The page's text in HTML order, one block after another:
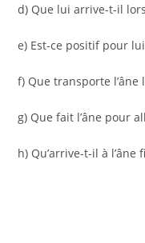
d) Que lui arrive-t-il
e) Est-ce positif pour
f) Que transporte
g) Que fait l’âne pour
h) Qu’arrive-t-il à l’âne